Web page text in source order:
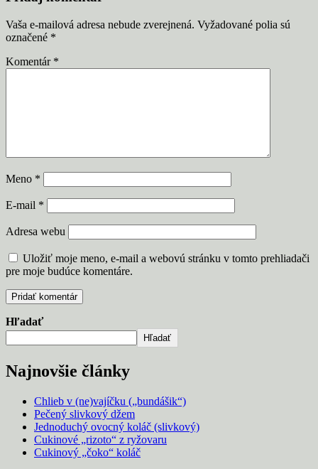
Vaša e-mailová adresa nebude zverejnená. Vyžadované polia sú
označené *
Komentár *
Meno *
E-mail *
Adresa webu
Uložiť moje meno, e-mail a webovú stránku v tomto prehliadači
pre moje budúce komentáre.
Hľadať
Hľadať
Najnovšie články
Chlieb v (ne)vajíčku („bundášik“)
Pečený slivkový džem
Jednoduchý ovocný koláč (slivkový)
Cukinové „rizoto“ z ryžovaru
Cukinový „čoko“ koláč